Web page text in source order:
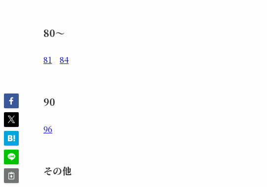
80～
81 84
90
96
その他